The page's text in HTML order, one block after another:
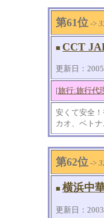
第61位 ->
■ CCT
更新日：
[旅行:旅行代
安くて安全
カオ、ベト
第62位 ->
■ 横浜中
更新日：